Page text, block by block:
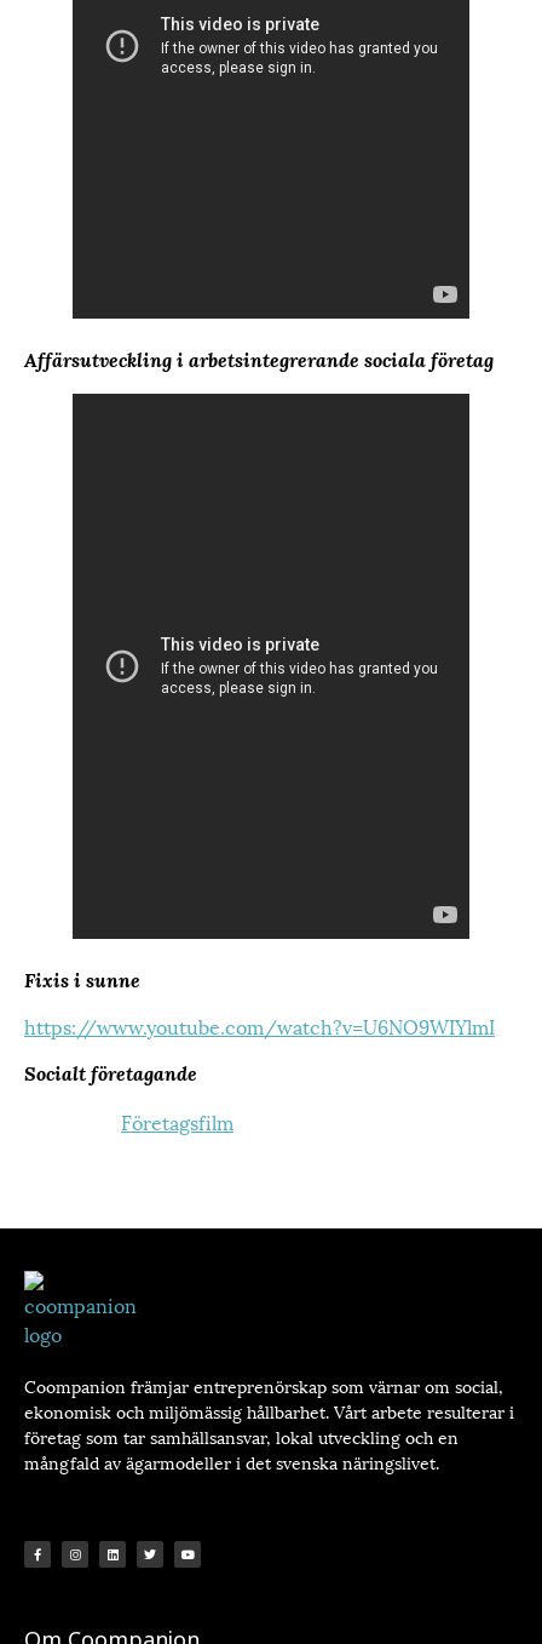
Affärsutveckling i arbetsintegrerande sociala företag
Fixis i sunne
https://www.youtube.com/watch?v=U6NO9WIYlmI
Socialt företagande
Företagsfilm
Coompanion främjar entreprenörskap som värnar om social,
ekonomisk och miljömässig hållbarhet. Vårt arbete resulterar i
företag som tar samhällsansvar, lokal utveckling och en
mångfald av ägarmodeller i det svenska näringslivet.